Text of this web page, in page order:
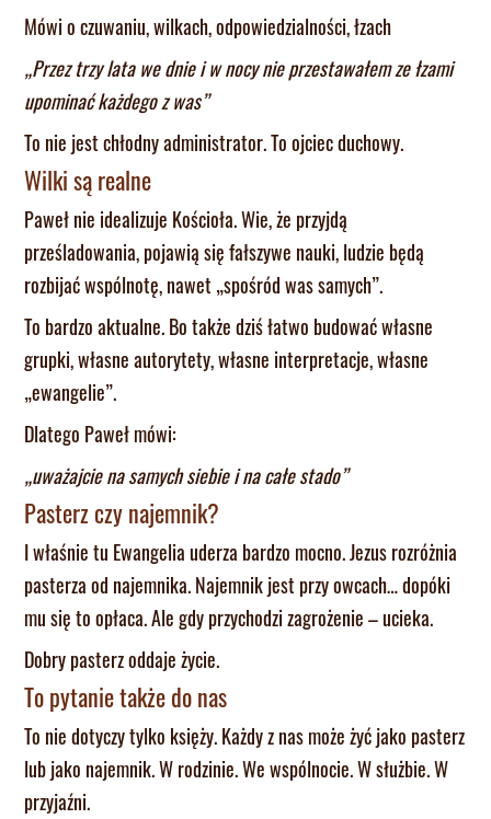
Mówi o czuwaniu, wilkach, odpowiedzialności, łzach
„Przez trzy lata we dnie i w nocy nie przestawałem ze łzami
upominać każdego z was”
To nie jest chłodny administrator. To ojciec duchowy.
Wilki są realne
Paweł nie idealizuje Kościoła. Wie, że przyjdą
prześladowania, pojawią się fałszywe nauki, ludzie będą
rozbijać wspólnotę, nawet „spośród was samych”.
To bardzo aktualne. Bo także dziś łatwo budować własne
grupki, własne autorytety, własne interpretacje, własne
„ewangelie”.
Dlatego Paweł mówi:
„uważajcie na samych siebie i na całe stado”
Pasterz czy najemnik?
I właśnie tu Ewangelia uderza bardzo mocno. Jezus rozróżnia
pasterza od najemnika. Najemnik jest przy owcach… dopóki
mu się to opłaca. Ale gdy przychodzi zagrożenie – ucieka.
Dobry pasterz oddaje życie.
To pytanie także do nas
To nie dotyczy tylko księży. Każdy z nas może żyć jako pasterz
lub jako najemnik. W rodzinie. We wspólnocie. W służbie. W
przyjaźni.